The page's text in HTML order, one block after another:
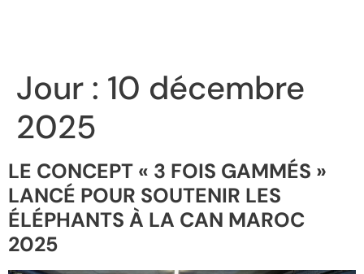
Jour : 10 décembre
2025
LE CONCEPT « 3 FOIS GAMMÉS »
LANCÉ POUR SOUTENIR LES
ÉLÉPHANTS À LA CAN MAROC
2025